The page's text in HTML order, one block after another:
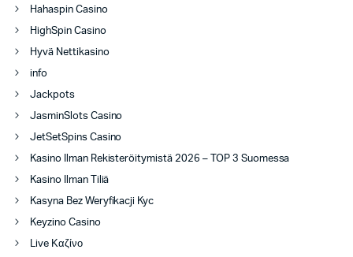
Hahaspin Casino
HighSpin Casino
Hyvä Nettikasino
info
Jackpots
JasminSlots Casino
JetSetSpins Casino
Kasino Ilman Rekisteröitymistä 2026 – TOP 3 Suomessa
Kasino Ilman Tiliä
Kasyna Bez Weryfikacji Kyc
Keyzino Casino
Live Καζίνο